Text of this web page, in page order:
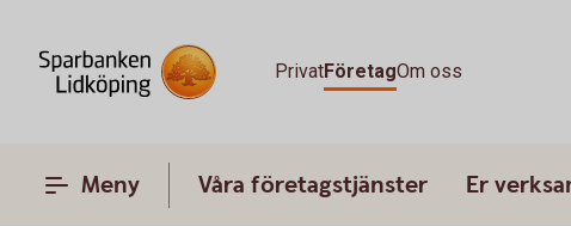
PrivatFöretagOm oss
Meny Våra företagstjänster Er